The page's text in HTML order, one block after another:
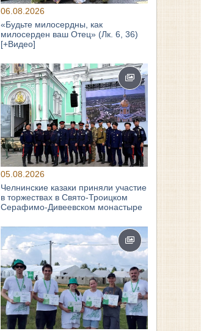
06.08.2026
«Будьте милосердны, как
милосерден ваш Отец» (Лк. 6, 36)
[+Видео]
05.08.2026
Челнинские казаки приняли участие
в торжествах в Свято‑Троицком
Серафимо‑Дивеевском монастыре